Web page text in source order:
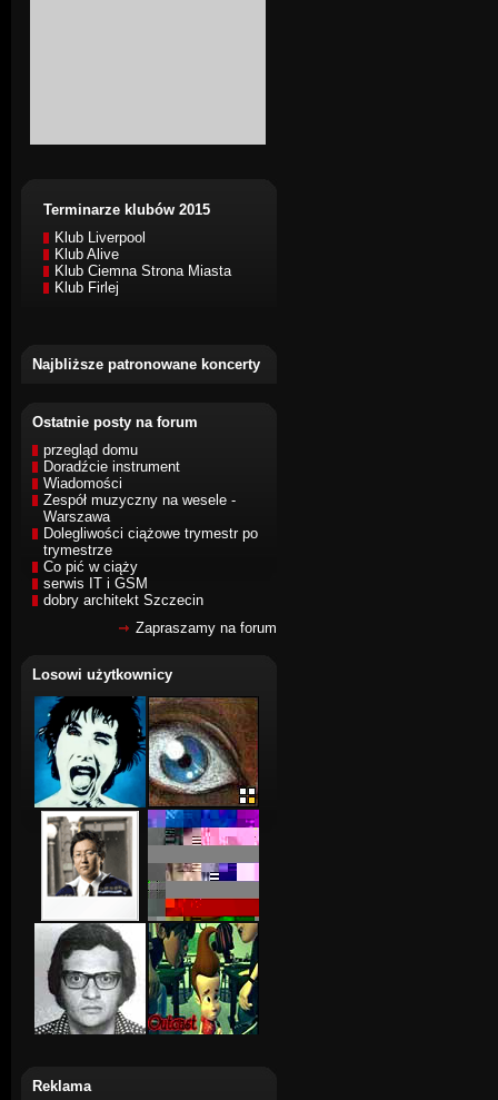
Terminarze klubów 2015
Klub Liverpool
Klub Alive
Klub Ciemna Strona Miasta
Klub Firlej
Najbliższe patronowane koncerty
Ostatnie posty na forum
przegląd domu
Doradźcie instrument
Wiadomości
Zespół muzyczny na wesele -
Warszawa
Dolegliwości ciążowe trymestr po
trymestrze
Co pić w ciąży
serwis IT i GSM
dobry architekt Szczecin
Zapraszamy na forum
Losowi użytkownicy
Reklama